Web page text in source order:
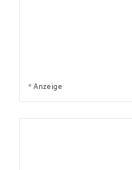
* Anzeige